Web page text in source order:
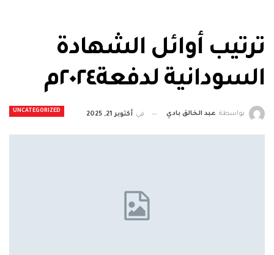
ترتيب أوائل الشهادة
السودانية لدفعة٢٠٢٤م
UNCATEGORIZED بواسطة عبد الخالق بادي في أكتوبر 21, 2025